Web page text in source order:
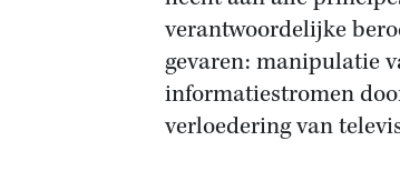
verantwoordelijke
gevaren: manipulatie
informatiestromen
verloedering van